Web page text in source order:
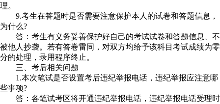
理。
9.考生在答题时是否需要注意保护本人的试卷和答题信息，
为什么?
答：考生有义务妥善保护好自己的考试试卷和答题信息、不
被他人抄袭。若有答卷雷同，对双方均给予该科目考试成绩为零
分的处理，录用程序终止。
三、考后相关问题
1.本次笔试是否设置考后违纪举报电话，违纪举报应注意哪
些事项?
答：各笔试考区将开通违纪举报电话，违纪举报电话受理时